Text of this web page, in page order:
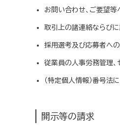
お問い合わせ、ご要望等
取引上の諸連絡ならび
採用選考及び応募者へ
従業員の人事労務管理、
（特定個人情報）番号法
開示等の請求